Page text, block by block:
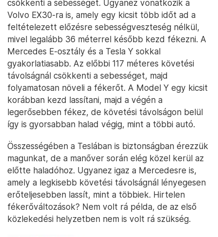
csökkenti a sebességet. Ugyanez vonatkozik a
Volvo EX30-ra is, amely egy kicsit több időt ad a
feltételezett előzésre sebességveszteség nélkül,
mivel legalább 36 méterrel később kezd fékezni. A
Mercedes E-osztály és a Tesla Y sokkal
gyakorlatiasabb. Az előbbi 117 méteres követési
távolságnál csökkenti a sebességet, majd
folyamatosan növeli a fékerőt. A Model Y egy kicsit
korábban kezd lassítani, majd a végén a
legerősebben fékez, de követési távolságon belül
így is gyorsabban halad végig, mint a többi autó.
Összességében a Teslában is biztonságban érezzük
magunkat, de a manőver során elég közel kerül az
előtte haladóhoz. Ugyanez igaz a Mercedesre is,
amely a legkisebb követési távolságnál lényegesen
erőteljesebben lassít, mint a többiek. Hirtelen
fékerőváltozások? Nem volt rá példa, de az első
közlekedési helyzetben nem is volt rá szükség.